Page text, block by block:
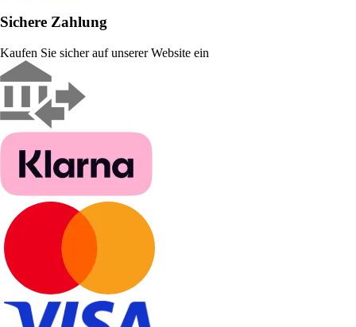
Sichere Zahlung
Kaufen Sie sicher auf unserer Website ein